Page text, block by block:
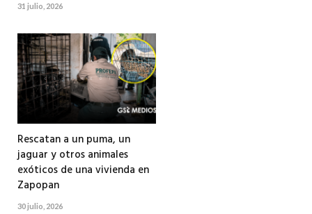
31 julio, 2026
Rescatan a un puma, un
jaguar y otros animales
exóticos de una vivienda en
Zapopan
30 julio, 2026